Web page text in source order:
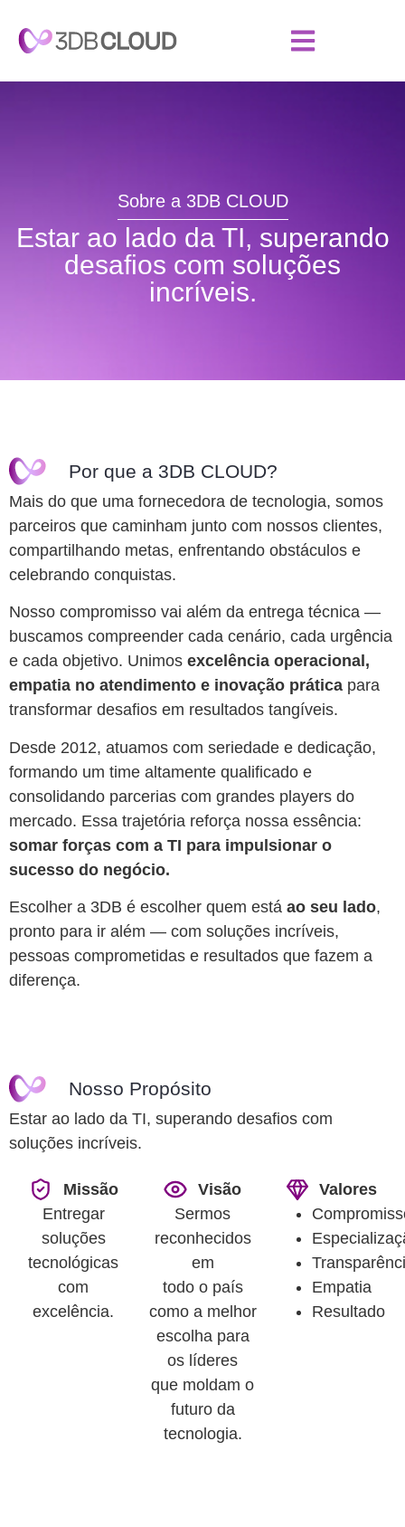
Sobre a 3DB CLOUD
Estar ao lado da TI, superando
desafios com soluções
incríveis.
Por que a 3DB CLOUD?
Mais do que uma fornecedora de tecnologia, somos
parceiros que caminham junto com nossos clientes,
compartilhando metas, enfrentando obstáculos e
celebrando conquistas.
Nosso compromisso vai além da entrega técnica —
buscamos compreender cada cenário, cada urgência
e cada objetivo. Unimos excelência operacional,
empatia no atendimento e inovação prática para
transformar desafios em resultados tangíveis.
Desde 2012, atuamos com seriedade e dedicação,
formando um time altamente qualificado e
consolidando parcerias com grandes players do
mercado. Essa trajetória reforça nossa essência:
somar forças com a TI para impulsionar o
sucesso do negócio.
Escolher a 3DB é escolher quem está ao seu lado,
pronto para ir além — com soluções incríveis,
pessoas comprometidas e resultados que fazem a
diferença.
Nosso Propósito
Estar ao lado da TI, superando desafios com
soluções incríveis.
Missão
Entregar
soluções
tecnológicas
com
excelência.
Visão
Sermos
reconhecidos
em
todo o país
como a melhor
escolha para
os líderes
que moldam o
futuro da
tecnologia.
Valores
Empatia
Resultado